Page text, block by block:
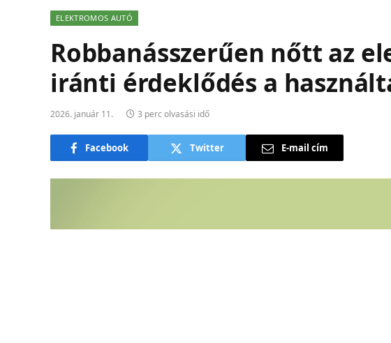
ELEKTROMOS AUTÓ
Robbanásszerűen nőtt az
iránti érdeklődés a
2026. január 11. 3 perc olvasási idő
Facebook Twitter E-mail cím